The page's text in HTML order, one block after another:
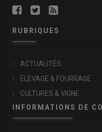
RUBRIQUES
ACTUALITÉS
ÉLEVAGE & FOURRAGE
CULTURES & VIGNE
INFORMATIONS DE